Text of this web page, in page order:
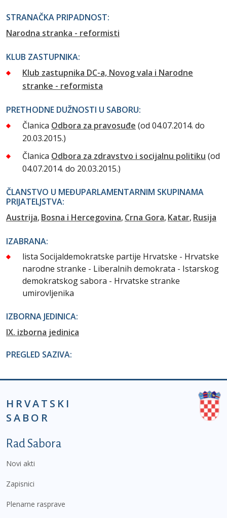
STRANAČKA PRIPADNOST:
Narodna stranka - reformisti
KLUB ZASTUPNIKA:
Klub zastupnika DC-a, Novog vala i Narodne
stranke - reformista
PRETHODNE DUŽNOSTI U SABORU:
Članica Odbora za pravosuđe (od 04.07.2014. do
20.03.2015.)
Članica Odbora za zdravstvo i socijalnu politiku (od
04.07.2014. do 20.03.2015.)
ČLANSTVO U MEĐUPARLAMENTARNIM SKUPINAMA
PRIJATELJSTVA:
Austrija Bosna i Hercegovina Crna Gora Katar Rusija
IZABRANA:
lista Socijaldemokratske partije Hrvatske - Hrvatske
narodne stranke - Liberalnih demokrata - Istarskog
demokratskog sabora - Hrvatske stranke
umirovljenika
IZBORNA JEDINICA:
IX. izborna jedinica
PREGLED SAZIVA:
HRVATSKI
SABOR
Podnožje prvi izbornik
Rad Sabora
Novi akti
Zapisnici
Plenarne rasprave